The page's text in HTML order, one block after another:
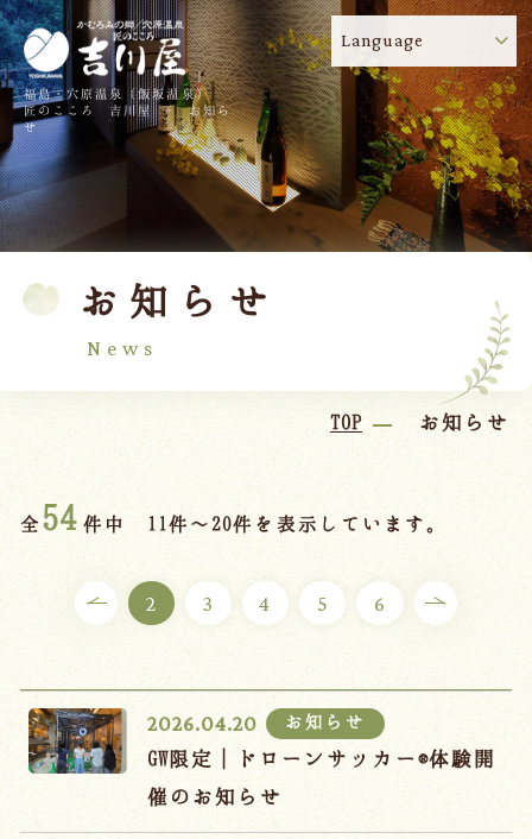
福島・穴原温泉（飯坂温泉）
匠のこころ 吉川屋 - お知ら
せ
Language
お知らせ
News
TOP お知らせ
全54 件中 11件～20件を表示しています。
2 3 4 5 6
2026.04.20 お知らせ
GW限定｜ドローンサッカー®体験開
催のお知らせ
! 吉川屋のコロナウイルス感染症対策について
TOP 吉川屋について
温泉 客室
料理
館内
ご宿泊プラン
お部屋からプランを選ぶ
空室カレンダーから選ぶ
会議・団体 吉川屋で過ごす特別な日